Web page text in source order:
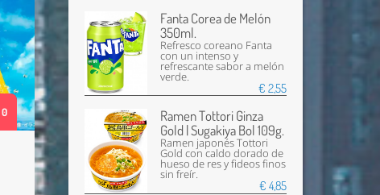
0
Fanta Corea de Melón
350ml.
Refresco coreano Fanta
con un intenso y
refrescante sabor a melón
verde.
€ 2,55
Ramen Tottori Ginza
Gold | Sugakiya Bol 109g.
Ramen japonés Tottori
Gold con caldo dorado de
hueso de res y fideos finos
sin freír.
€ 4,85